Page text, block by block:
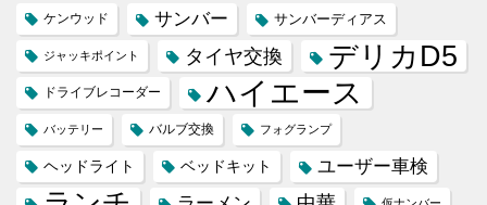
ケンウッド サンバー サンバーディアス
ジャッキポイント タイヤ交換 デリカD5
ドライブレコーダー ハイエース
バッテリー バルブ交換 フォグランプ
ヘッドライト ベッドキット ユーザー車検